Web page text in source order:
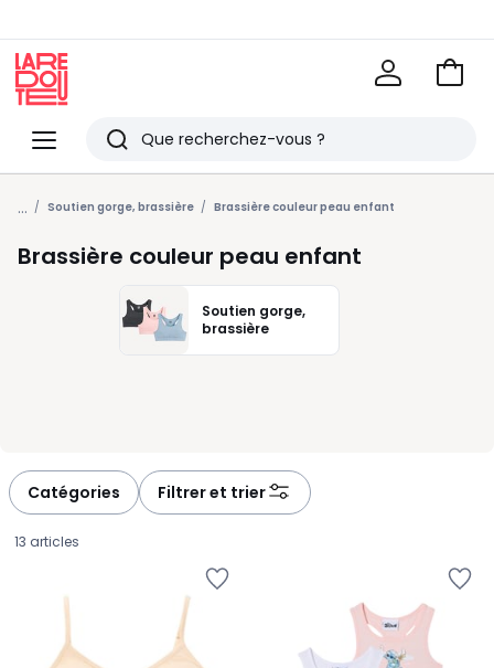
Menu
Redoute
Rechercher
Derniers
articles
vus
Voir
... Soutien gorge, brassière Brassière couleur peau enfant
Brassière couleur peau enfant
Soutien gorge,
brassière
Catégories Filtrer et trier
13 articles